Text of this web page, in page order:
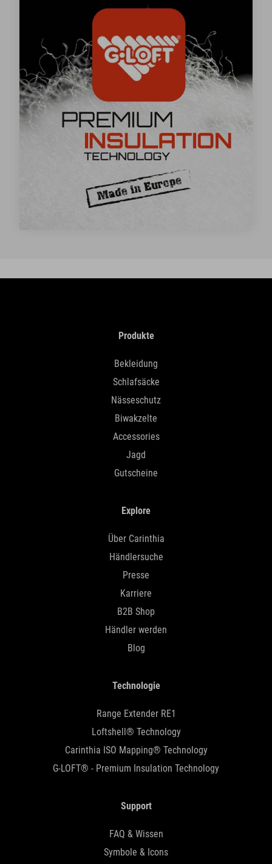
Produkte
Bekleidung
Schlafsäcke
Nässeschutz
Biwakzelte
Accessories
Jagd
Gutscheine
Explore
Über Carinthia
Händlersuche
Presse
Karriere
B2B Shop
Händler werden
Blog
Technologie
Range Extender RE1
Loftshell® Technology
Carinthia ISO Mapping® Technology
G-LOFT® - Premium Insulation Technology
Support
FAQ & Wissen
Symbole & Icons